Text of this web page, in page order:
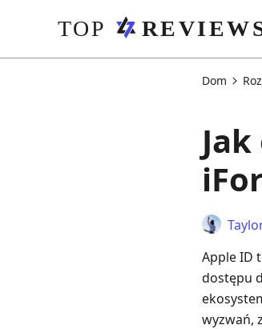
Dom
Apple ID
dostępu
wyzwań,